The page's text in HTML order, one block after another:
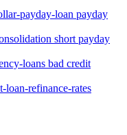
payday-loan payday
short payday
loans bad credit
loan-refinance-rates